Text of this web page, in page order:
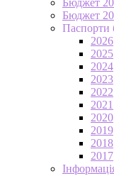
Бюджет
Паспорти
2026
2025
2024
2023
2022
2021
2020
2019
2018
2017